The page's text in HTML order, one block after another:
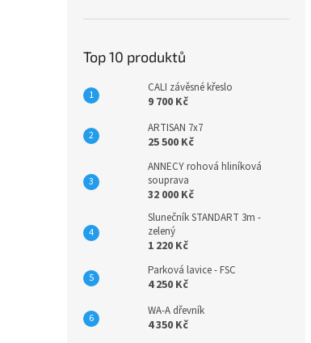
Top 10 produktů
CALI závěsné křeslo
9 700 Kč
ARTISAN 7x7
25 500 Kč
ANNECY rohová hliníková
souprava
32 000 Kč
Slunečník STANDART 3m -
zelený
1 220 Kč
Parková lavice - FSC
4 250 Kč
WA-A dřevník
4 350 Kč